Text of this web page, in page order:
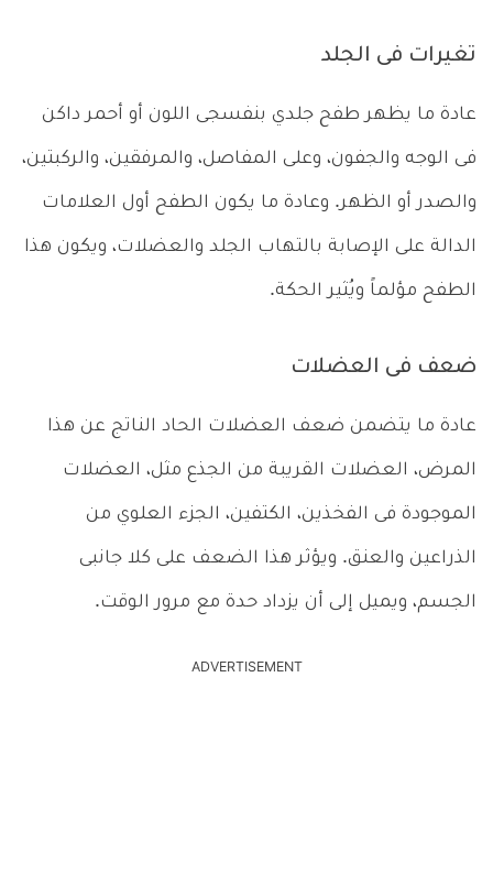
تغيرات فى الجلد
عادة ما يظهر طفح جلدي بنفسجى اللون أو أحمر داكن
فى الوجه والجفون، وعلى المفاصل، والمرفقين، والركبتين،
والصدر أو الظهر. وعادة ما يكون الطفح أول العلامات
الدالة على الإصابة بالتهاب الجلد والعضلات، ويكون هذا
الطفح مؤلماً ويُثير الحكة.
ضعف فى العضلات
عادة ما يتضمن ضعف العضلات الحاد الناتج عن هذا
المرض، العضلات القريبة من الجذع مثل، العضلات
الموجودة فى الفخذين، الكتفين، الجزء العلوي من
الذراعين والعنق. ويؤثر هذا الضعف على كلا جانبى
الجسم، ويميل إلى أن يزداد حدة مع مرور الوقت.
ADVERTISEMENT